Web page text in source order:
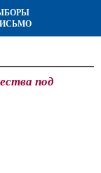
под